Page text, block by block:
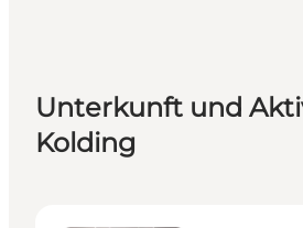
Unterkunft und
Kolding